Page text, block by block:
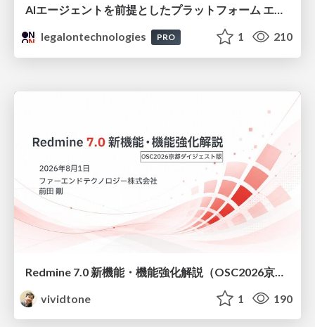
AIエージェントを前提としたプラットフォーム エンジニアリング：GKEで作るAgent-Ready Golden Path
legalontechnologies
PRO 1 210
vividtone
1 190